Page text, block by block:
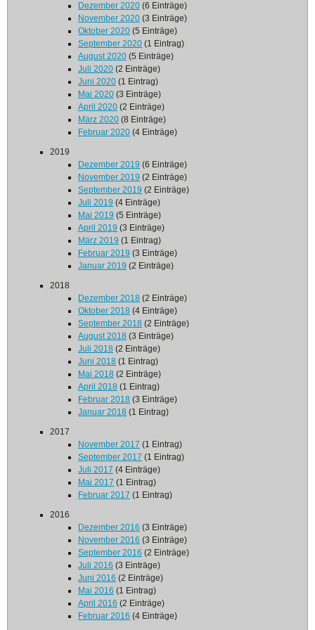
Dezember 2020 (6 Einträge)
November 2020 (3 Einträge)
Oktober 2020 (5 Einträge)
September 2020 (1 Eintrag)
August 2020 (5 Einträge)
Juli 2020 (2 Einträge)
Juni 2020 (1 Eintrag)
Mai 2020 (3 Einträge)
April 2020 (2 Einträge)
März 2020 (8 Einträge)
Februar 2020 (4 Einträge)
2019
Dezember 2019 (6 Einträge)
November 2019 (2 Einträge)
September 2019 (2 Einträge)
Juli 2019 (4 Einträge)
Mai 2019 (5 Einträge)
April 2019 (3 Einträge)
März 2019 (1 Eintrag)
Februar 2019 (3 Einträge)
Januar 2019 (2 Einträge)
2018
Dezember 2018 (2 Einträge)
Oktober 2018 (4 Einträge)
September 2018 (2 Einträge)
August 2018 (3 Einträge)
Juli 2018 (2 Einträge)
Juni 2018 (1 Eintrag)
Mai 2018 (2 Einträge)
April 2018 (1 Eintrag)
Februar 2018 (3 Einträge)
Januar 2018 (1 Eintrag)
2017
November 2017 (1 Eintrag)
September 2017 (1 Eintrag)
Juli 2017 (4 Einträge)
Mai 2017 (1 Eintrag)
Februar 2017 (1 Eintrag)
2016
Dezember 2016 (3 Einträge)
November 2016 (3 Einträge)
September 2016 (2 Einträge)
Juli 2016 (3 Einträge)
Juni 2016 (2 Einträge)
Mai 2016 (1 Eintrag)
April 2016 (2 Einträge)
Februar 2016 (4 Einträge)